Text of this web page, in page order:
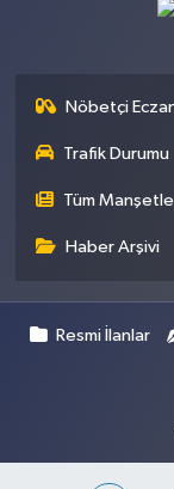
Nöbetçi
Trafik Durumu
Tüm
Haber Arşivi
Resmi İlanlar